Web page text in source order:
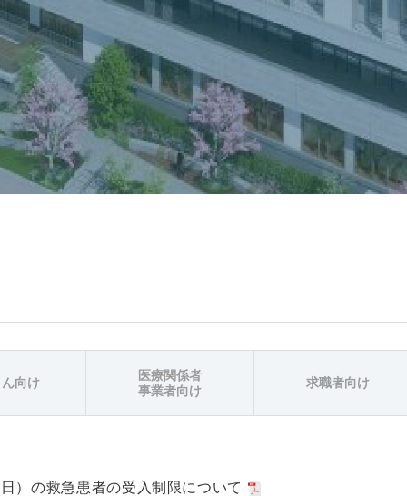
向け
医療関係者
事業者向け
求職者向け
）の救急患者の受入制限について